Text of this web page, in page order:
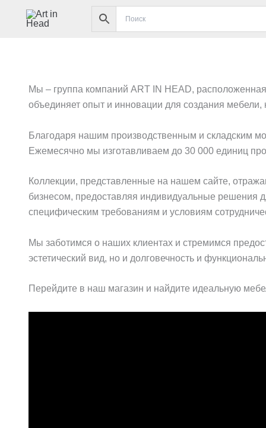
Мы – группа компаний ART IN HEAD,
объединяет опыт и инновации для создания мебели,
Благодаря нашим производственным и складским
Ежемесячно мы изготавливаем до 30 000 единиц
Коллекции, представленные на нашем сайте,
бизнесом, предоставляя индивидуальные решения
специфическим требованиям и условиям
Мы заботимся о наших клиентах и стремимся
эстетический вид, но и долговечность и
Перейдите в наш магазин и найдите идеальную